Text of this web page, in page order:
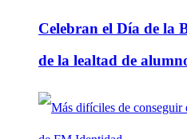
Celebran el Día de la
de la lealtad de